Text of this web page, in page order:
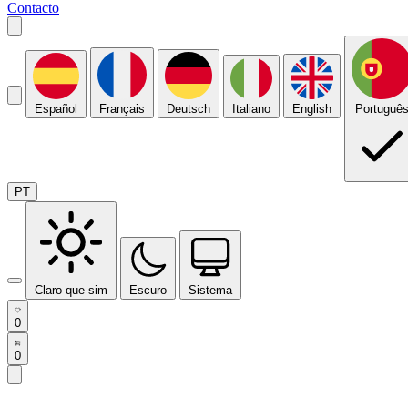
Contacto
Español Français Deutsch Italiano English Português
PT
Claro que sim Escuro Sistema
0
0